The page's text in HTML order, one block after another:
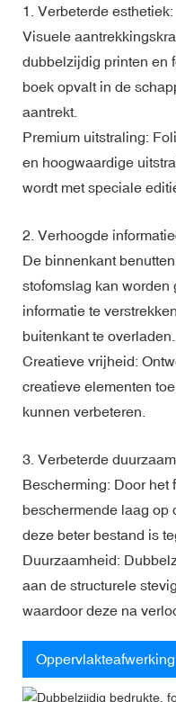
1. Verbeterde esthetiek:
Visuele
dubbelzijdig printen en
boek opvalt in de
aantrekt.
Premium uitstraling:
en hoogwaardige
wordt met speciale
2. Verhoogde
De binnenkant
stofomslag kan
informatie te
buitenkant te overladen.
Creatieve vrijheid:
creatieve elementen
kunnen verbeteren.
3. Verbeterde
Bescherming: Door het
beschermende laag op
deze beter bestand is
Duurzaamheid:
aan de structurele
waardoor deze na
Oppervlakteafwerking